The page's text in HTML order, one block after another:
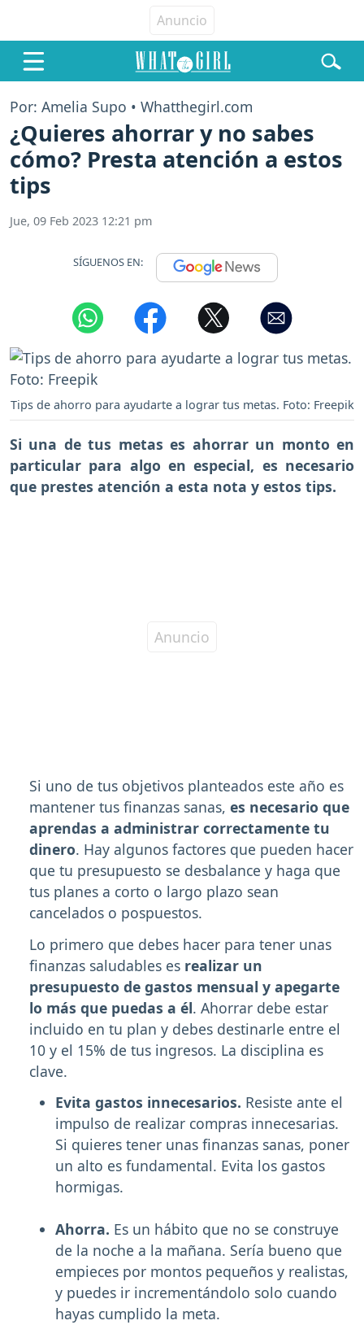
Por: Amelia Supo • Whatthegirl.com
¿Quieres ahorrar y no sabes
cómo? Presta atención a estos
tips
Jue, 09 Feb 2023 12:21 pm
SÍGUENOS EN:
Tips de ahorro para ayudarte a lograr tus metas. Foto: Freepik
Si una de tus metas es ahorrar un monto en
particular para algo en especial, es necesario
que prestes atención a esta nota y estos tips.
Si uno de tus objetivos planteados este año es
mantener tus finanzas sanas, es necesario que
aprendas a administrar correctamente tu
dinero. Hay algunos factores que pueden hacer
que tu presupuesto se desbalance y haga que
tus planes a corto o largo plazo sean
cancelados o pospuestos.
Lo primero que debes hacer para tener unas
finanzas saludables es realizar un
presupuesto de gastos mensual y apegarte
lo más que puedas a él. Ahorrar debe estar
incluido en tu plan y debes destinarle entre el
10 y el 15% de tus ingresos. La disciplina es
clave.
Evita gastos innecesarios. Resiste ante el
impulso de realizar compras innecesarias.
Si quieres tener unas finanzas sanas, poner
un alto es fundamental. Evita los gastos
hormigas.
Ahorra. Es un hábito que no se construye
de la noche a la mañana. Sería bueno que
empieces por montos pequeños y realistas,
y puedes ir incrementándolo solo cuando
hayas cumplido la meta.